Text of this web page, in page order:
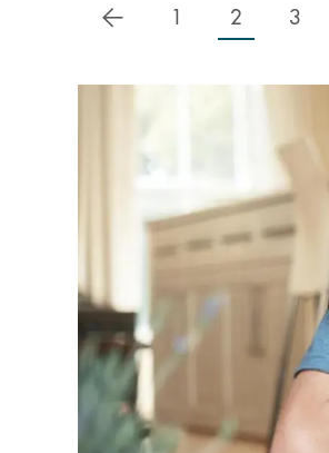
precedente
1 2 3